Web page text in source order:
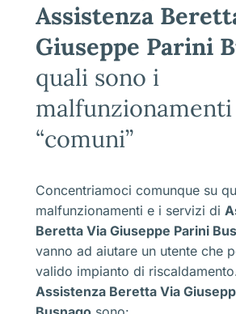
Assistenza
Giuseppe Parini
quali sono i
malfunzionamenti
“comuni”
Concentriamoci comunque su
malfunzionamenti e i servizi di
Beretta Via Giuseppe Parini
vanno ad aiutare un utente che
valido impianto di
Assistenza Beretta Via